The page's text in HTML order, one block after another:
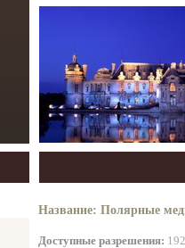
Название: Полярные
Доступные разрешения: